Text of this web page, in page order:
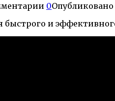
0Опубликовано